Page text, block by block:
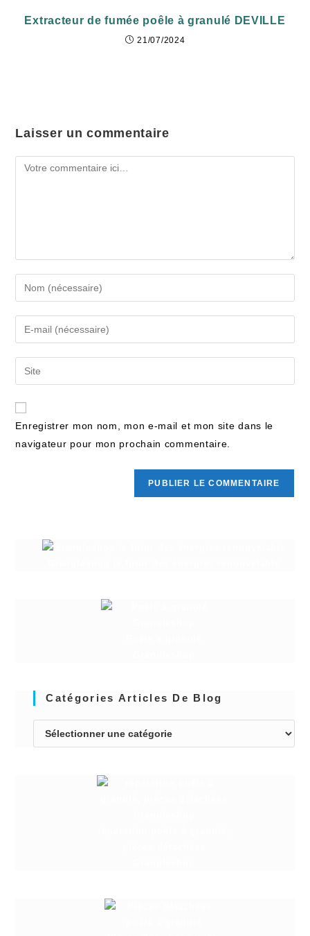
Extracteur de fumée poêle à granulé DEVILLE
21/07/2024
Laisser un commentaire
Enregistrer mon nom, mon e-mail et mon site dans le
navigateur pour mon prochain commentaire.
Catégories Articles De Blog